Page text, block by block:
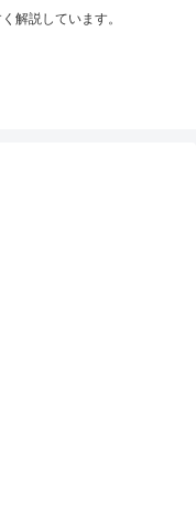
解説しています。